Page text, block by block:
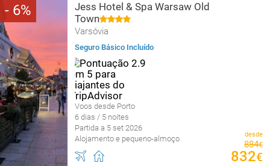
6
Jess Hotel & Spa Warsaw Old
Town
Varsóvia
Seguro Básico Incluído
Voos desde Porto
6 dias / 5 noites
Partida a 5 set 2026
Alojamento e pequeno-almoço
desde
884€
832€